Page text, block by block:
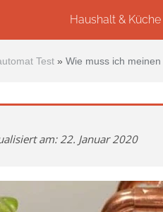
Haushalt & Küche
Test » Wie muss ich
am: 22. Januar 2020